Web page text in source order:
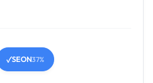
✓SEON37%